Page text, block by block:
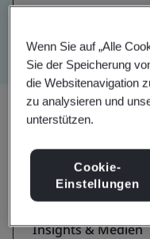
Informationssicherheit
Net Zero
Aktuelle Insights
Insights & Medien
Wenn Sie auf „Alle
Sie der Speicherung
die Websitenavigation
zu analysieren und
unterstützen.
Cookie-
Einstellungen